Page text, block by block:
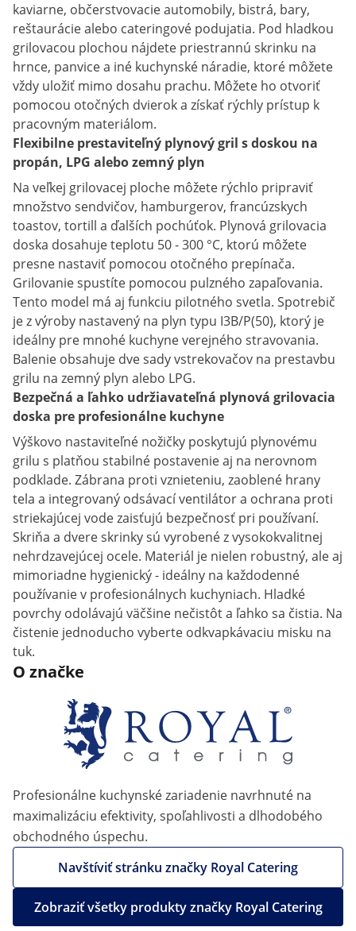
kaviarne, občerstvovacie automobily, bistrá, bary,
reštaurácie alebo cateringové podujatia. Pod hladkou
grilovacou plochou nájdete priestrannú skrinku na
hrnce, panvice a iné kuchynské náradie, ktoré môžete
vždy uložiť mimo dosahu prachu. Môžete ho otvoriť
pomocou otočných dvierok a získať rýchly prístup k
pracovným materiálom.
Flexibilne prestaviteľný plynový gril s doskou na
propán, LPG alebo zemný plyn
Na veľkej grilovacej ploche môžete rýchlo pripraviť
množstvo sendvičov, hamburgerov, francúzskych
toastov, tortill a ďalších pochúťok. Plynová grilovacia
doska dosahuje teplotu 50 - 300 °C, ktorú môžete
presne nastaviť pomocou otočného prepínača.
Grilovanie spustíte pomocou pulzného zapaľovania.
Tento model má aj funkciu pilotného svetla. Spotrebič
je z výroby nastavený na plyn typu I3B/P(50), ktorý je
ideálny pre mnohé kuchyne verejného stravovania.
Balenie obsahuje dve sady vstrekovačov na prestavbu
grilu na zemný plyn alebo LPG.
Bezpečná a ľahko udržiavateľná plynová grilovacia
doska pre profesionálne kuchyne
Výškovo nastaviteľné nožičky poskytujú plynovému
grilu s platňou stabilné postavenie aj na nerovnom
podklade. Zábrana proti vznieteniu, zaoblené hrany
tela a integrovaný odsávací ventilátor a ochrana proti
striekajúcej vode zaisťujú bezpečnosť pri používaní.
Skriňa a dvere skrinky sú vyrobené z vysokokvalitnej
nehrdzavejúcej ocele. Materiál je nielen robustný, ale aj
mimoriadne hygienický - ideálny na každodenné
používanie v profesionálnych kuchyniach. Hladké
povrchy odolávajú väčšine nečistôt a ľahko sa čistia. Na
čistenie jednoducho vyberte odkvapkávaciu misku na
tuk.
O značke
Profesionálne kuchynské zariadenie navrhnuté na
maximalizáciu efektivity, spoľahlivosti a dlhodobého
obchodného úspechu.
Navštíviť stránku značky Royal Catering
Zobraziť všetky produkty značky Royal Catering